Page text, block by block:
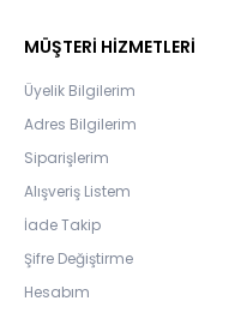
MÜŞTERİ HİZMETLERİ
Üyelik Bilgilerim
Adres Bilgilerim
Siparişlerim
Alışveriş Listem
İade Takip
Şifre Değiştirme
Hesabım